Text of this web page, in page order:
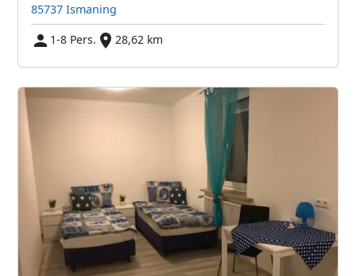
85737 Ismaning
1-8 Pers.
28,62 km